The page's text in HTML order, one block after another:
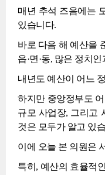
매년 추석 즈음에는
있습니다.
바로 다음 해 예산을
읍·면·동, 많은 정치
내년도 예산이 어느
하지만 중앙정부도
규모 사업장, 그리고
것은 모두가 알고 있
이에 오늘 본 의원은
특히, 예산의 효율적